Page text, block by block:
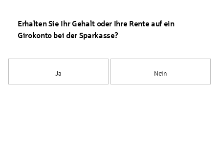
Erhalten Sie Ihr Gehalt oder Ihre Rente auf ein
Girokonto bei der Sparkasse?
Ja Nein